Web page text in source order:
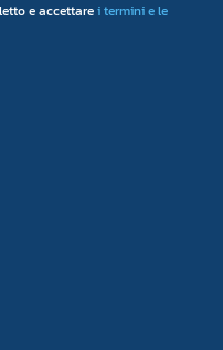
e accettarei termini e le